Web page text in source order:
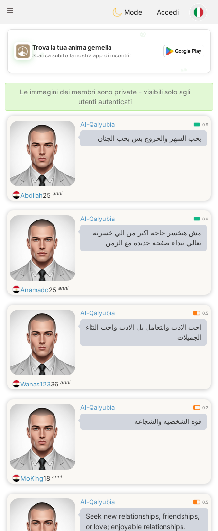
ahebik
Toggle
Mode Accedi
💖
💕
Trova la tua anima gemella
Scarica subito la nostra app di incontri!
Le immagini dei membri sono private - visibili solo agli
utenti autenticati
Al-Qalyubia 0.9
بحب السهر والخروج بس بحب الجنان
Abdllah25 anni
Al-Qalyubia 0.9
مش هتخسر حاجه اكتر من الي خسرته
تعالي نبداء صفحه جديده مع الزمن
Anamado25 anni
Al-Qalyubia 0.5
احب الادب والتعامل بل الادب واحب النثاء
الجميلات
Wanas12336 anni
Al-Qalyubia 0.2
قوه الشخصيه والشجاعه
MoKing18 anni
Al-Qalyubia 0.5
Seek new relationships, friendships,
or love; enjoyable relationships.